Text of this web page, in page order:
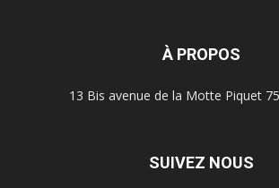
À PROPOS
13 Bis avenue de la Motte Piquet
SUIVEZ NOUS